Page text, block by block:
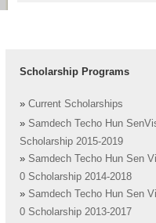
Scholarship Programs
» Current Scholarships
» Samdech Techo Hun
Scholarship 2015-2019
» Samdech Techo Hun Sen
0 Scholarship 2014-2018
» Samdech Techo Hun Sen
0 Scholarship 2013-2017